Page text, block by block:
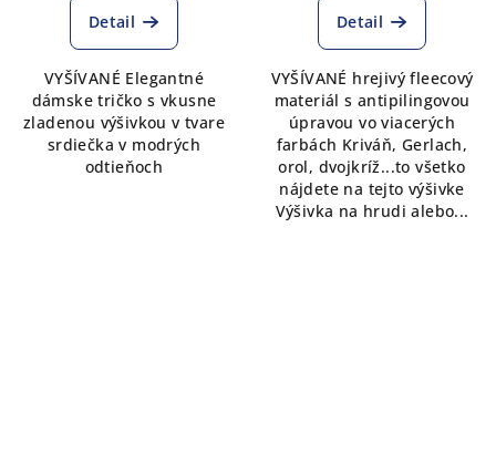
Detail
VYŠÍVANÉ Elegantné
dámske tričko s vkusne
zladenou výšivkou v tvare
srdiečka v modrých
odtieňoch
Detail
VYŠÍVANÉ hrejivý fleecový
materiál s antipilingovou
úpravou vo viacerých
farbách Kriváň, Gerlach,
orol, dvojkríž...to všetko
nájdete na tejto výšivke
Výšivka na hrudi alebo...